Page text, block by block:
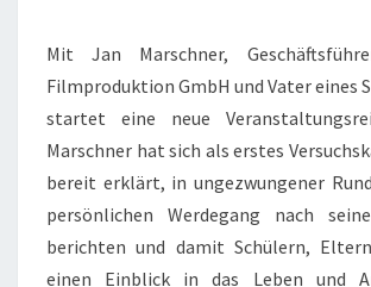
UND
Mit Jan Marschner,
Filmproduktion GmbH und Vater eines
startet eine neue
Marschner hat sich als erstes
bereit erklärt, in ungezwungener
persönlichen Werdegang nach
berichten und damit Schülern,
einen Einblick in das Leben und